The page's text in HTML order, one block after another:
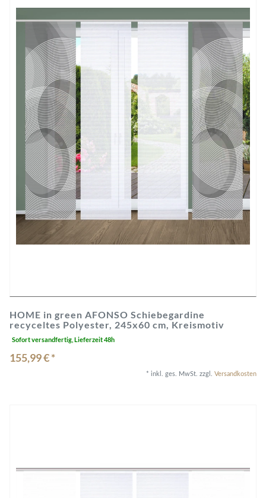
HOME in green AFONSO Schiebegardine
recyceltes Polyester, 245x60 cm, Kreismotiv
Sofort versandfertig, Lieferzeit 48h
155,99 € *
* inkl. ges. MwSt. zzgl. Versandkosten